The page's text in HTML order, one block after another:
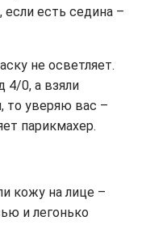
есть седина –
не осветляет.
4/0, а взяли
то уверяю вас –
парикмахер.
кожу на лице –
и легонько